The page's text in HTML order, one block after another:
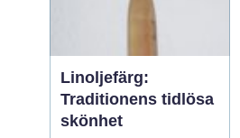
Linoljefärg:
Traditionens tidlösa
skönhet